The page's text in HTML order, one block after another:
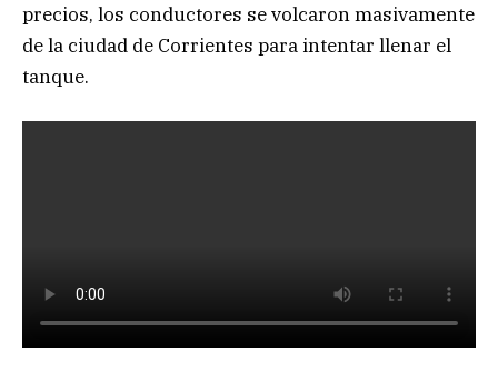
precios, los conductores se volcaron masivamente
de la ciudad de Corrientes para intentar llenar el
tanque.